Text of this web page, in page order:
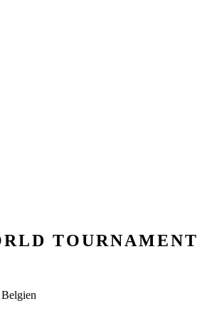
TOURNAMENT